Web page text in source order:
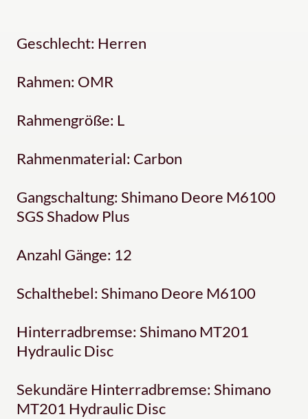
Geschlecht: Herren
Rahmen: OMR
Rahmengröße: L
Rahmenmaterial: Carbon
Gangschaltung: Shimano Deore M6100
SGS Shadow Plus
Anzahl Gänge: 12
Schalthebel: Shimano Deore M6100
Hinterradbremse: Shimano MT201
Hydraulic Disc
Sekundäre Hinterradbremse: Shimano
MT201 Hydraulic Disc